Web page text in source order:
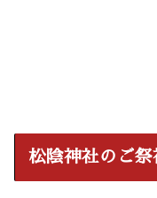
松陰神社のご祭